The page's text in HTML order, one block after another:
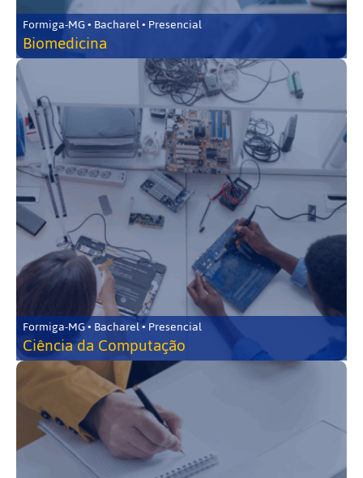
Formiga-MG • Bacharel • Presencial
Biomedicina
Formiga-MG • Bacharel • Presencial
Ciência da Computação